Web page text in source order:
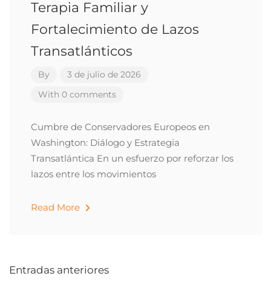
Terapia Familiar y
Fortalecimiento de Lazos
Transatlánticos
By
3 de julio de 2026
With 0 comments
Cumbre de Conservadores Europeos en
Washington: Diálogo y Estrategia
Transatlántica En un esfuerzo por reforzar los
lazos entre los movimientos
Read More
Entradas anteriores